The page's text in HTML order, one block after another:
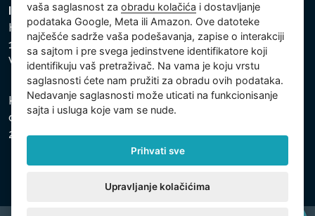
Intex Trading, s.r.o.
Hradecká 2526/3
130 00 Praha 3
Vinohrady - Česká republika
Kompanija je registrovana u Opštinskom sudu u Pragu,
odeljak C, uložak 74759, Identifikacioni broj kompanije:
26150808, Poreski identifikacioni broj: CZ26150808.
vaša saglasnost zaobradu kolačića i dostavljanje
podataka Google, Meta ili Amazon. Ove datoteke
najčešće sadrže vaša podešavanja, zapise o interakciji
sa sajtom i pre svega jedinstvene identifikatore koji
identifikuju vaš pretraživač. Na vama je koju vrstu
saglasnosti ćete nam pružiti za obradu ovih podataka.
Nedavanje saglasnosti može uticati na funkcionisanje
sajta i usluga koje vam se nude.
Prihvati sve
Upravljanje kolačićima